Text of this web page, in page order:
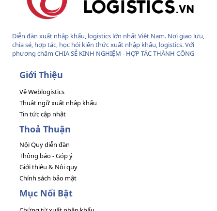
Diễn đàn xuất nhập khẩu, logistics lớn nhất Việt Nam. Nơi giao lưu,
chia sẻ, hợp tác, học hỏi kiến thức xuất nhập khẩu, logistics. Với
phương châm CHIA SẺ KINH NGHIỆM - HỢP TÁC THÀNH CÔNG
Giới Thiệu
Về Weblogistics
Thuật ngữ xuất nhập khẩu
Tin tức cập nhật
Thoả Thuận
Nội Quy diễn đàn
Thông báo - Góp ý
Giới thiệu & Nội quy
Chính sách bảo mật
Mục Nổi Bật